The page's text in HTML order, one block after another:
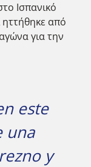
Ισπανικό
από
για την
este
una
y